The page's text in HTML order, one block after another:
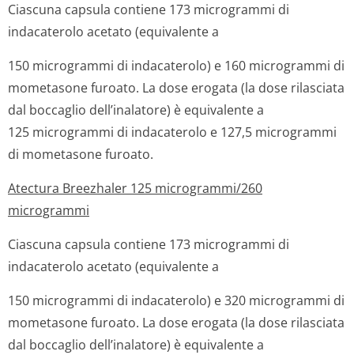
Ciascuna capsula contiene 173 microgrammi di
indacaterolo acetato (equivalente a
150 microgrammi di indacaterolo) e 160 microgrammi di
mometasone furoato. La dose erogata (la dose rilasciata
dal boccaglio dell’inalatore) è equivalente a
125 microgrammi di indacaterolo e 127,5 microgrammi
di mometasone furoato.
Atectura Breezhaler 125 microgrammi/260
microgrammi
Ciascuna capsula contiene 173 microgrammi di
indacaterolo acetato (equivalente a
150 microgrammi di indacaterolo) e 320 microgrammi di
mometasone furoato. La dose erogata (la dose rilasciata
dal boccaglio dell’inalatore) è equivalente a